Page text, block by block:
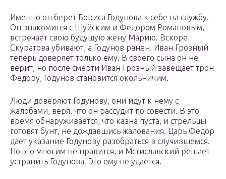
Именно он берет Бориса Годунова к себе на службу.
Он знакомится с Шуйским и Федором Романовым,
встречает свою будущую жену Марию. Вскоре
Скуратова убивают, а Годунов ранен. Иван Грозный
теперь доверяет только ему. В своего сына он не
верит, но после смерти Иван Грозный завещает трон
Федору, Годунов становится окольничим.
Люди доверяют Годунову, они идут к нему с
жалобами, веря, что он рассудит по совести. В это
время обнаруживается, что казна пуста, и стрельцы
готовят бунт, не дождавшись жалования. Царь Федор
дает указание Годунову разобраться в случившемся.
Но это многим не нравится, и Мстиславский решает
устранить Годунова. Это ему не удается.